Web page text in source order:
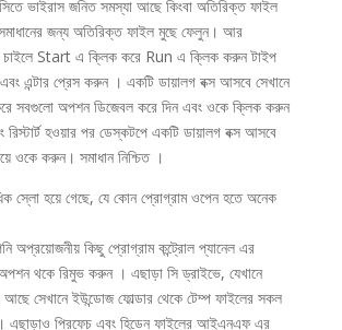
ভাইরাস জনিত সমস্যা আছে কিংবা অতিরিক্ত ফাইল
জন্য অতিরিক্ত ফাইল মুছে ফেলুন। আর
চাইলে Start এ ক্লিক করে Run এ ক্লিক করুন টাইপ
এন্টার প্রেস করুন । একটি ডায়ালগ বক্স আসবে সেখানে
সবগুলো অপশন ডিজেবল করে দিন এবং ওকে ক্লিক করুন
রিস্টার্ট হওয়ার পর ডেস্কটপে একটি ডায়ালগ বক্স আসবে
ওকে করুন। সমাধান নিশ্চিত ।
স্লো হয়ে গেছে, যে কোন প্রোগ্রাম ওপেন হতে অনেক
অপ্রয়োজনীয় কিছু প্রোগ্রাম কন্ট্রোল প্যানেল এর
থকে রিমুভ করুন । এছাড়া সি ড্রাইভে, যেখানে
সেখানে ইউন্ডোজ ফোল্ডার থেকে টেম্প ফাইলের সকল
এছাড়াও প্রিফেচ এবং হিডেন ফাইলের আইএনএফ এর